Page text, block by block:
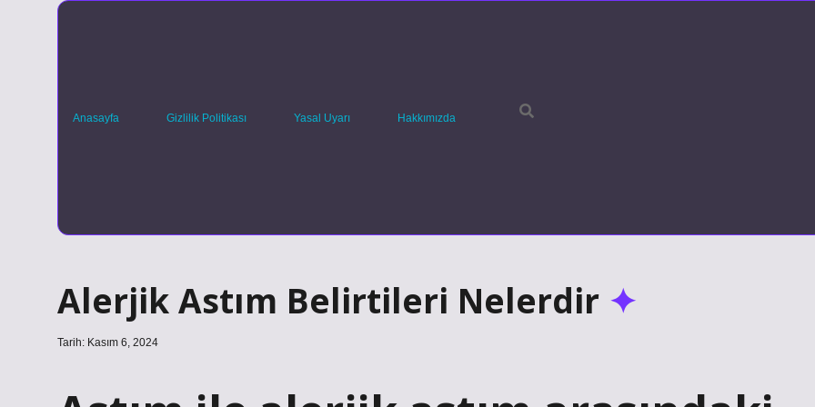
Anasayfa Gizlilik Politikası Yasal Uyarı Hakkımızda
Alerjik Astım Belirtileri Nelerdir
Tarih: Kasım 6, 2024